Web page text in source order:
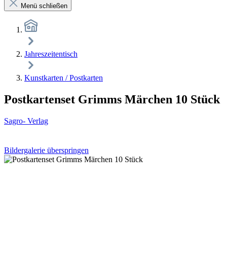
Menü schließen
Jahreszeitentisch
Kunstkarten / Postkarten
Postkartenset Grimms Märchen 10 Stück
Sagro- Verlag
Bildergalerie überspringen